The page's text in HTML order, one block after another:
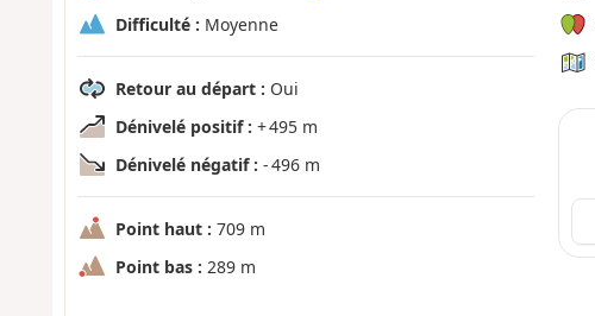
Difficulté : Moyenne
Retour au départ : Oui
Dénivelé positif : + 495 m
Dénivelé négatif : - 496 m
Point haut : 709 m
Point bas : 289 m